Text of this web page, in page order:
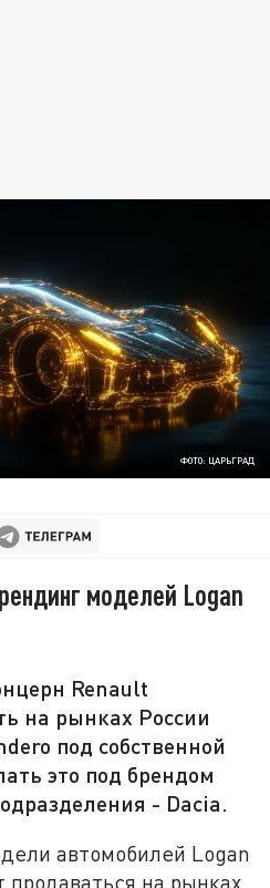
ФОТО: ЦАРЬГРАД
моделей Logan
Renault
на рынках России
под собственной
это под брендом
- Dacia.
автомобилей Logan
продаваться на рынках